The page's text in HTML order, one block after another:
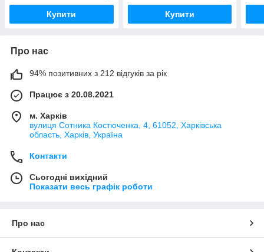
Купити Купити
Про нас
94% позитивних з 212 відгуків за рік
Працює з 20.08.2021
м. Харків
вулиця Сотника Костюченка, 4, 61052, Харківська
область, Харків, Україна
Контакти
Сьогодні вихідний
Показати весь графік роботи
Про нас